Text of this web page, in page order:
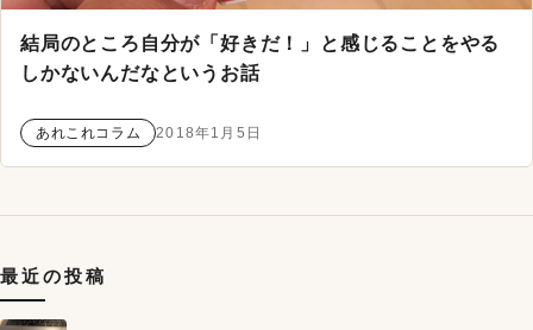
結局のところ自分が「好きだ！」と感じることをやる
しかないんだなというお話
あれこれコラム 2018年1月5日
最近の投稿